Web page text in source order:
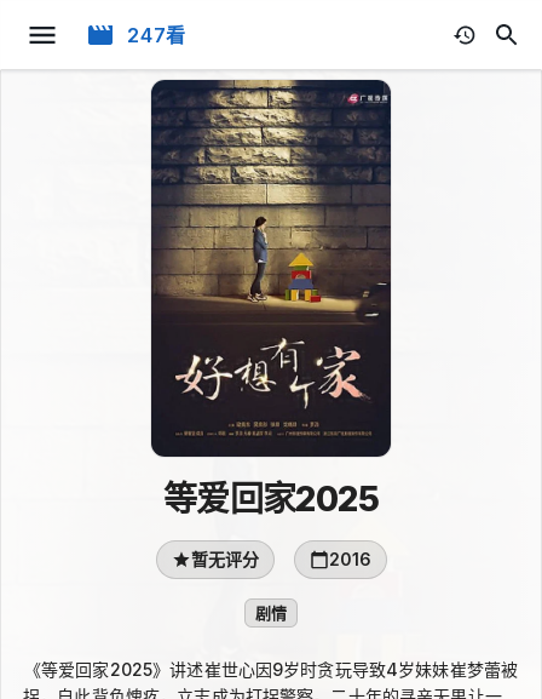
247看
等爱回家2025
暂无评分 2016
剧情
《等爱回家2025》讲述崔世心因9岁时贪玩导致4岁妹妹崔梦蕾被